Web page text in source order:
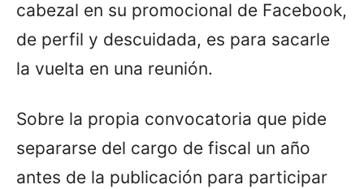
cabezal en su promocional de Facebook,
de perfil y descuidada, es para sacarle
la vuelta en una reunión.
Sobre la propia convocatoria que pide
separarse del cargo de fiscal un año
antes de la publicación para participar